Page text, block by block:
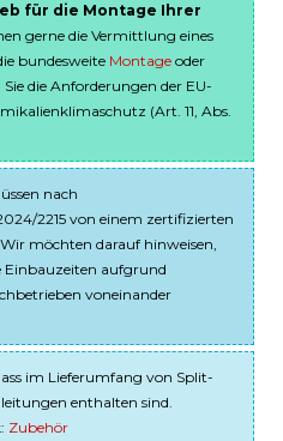
für die Montage Ihrer
gerne die Vermittlung eines
bundesweite Montage oder
Sie die Anforderungen der EU-
(Art. 11, Abs.
nach
2215 von einem zertifizierten
möchten darauf hinweisen,
Einbauzeiten aufgrund
voneinander
im Lieferumfang von Split-
enthalten sind.
Zubehör